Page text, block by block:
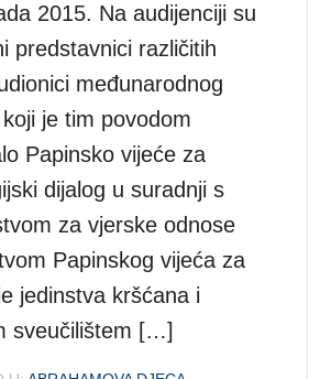
2015. Na audijenciji su
predstavnici različitih
međunarodnog
je tim povodom
Papinsko vijeće za
dijalog u suradnji s
za vjerske odnose
Papinskog vijeća za
jedinstva kršćana i
sveučilištem […]